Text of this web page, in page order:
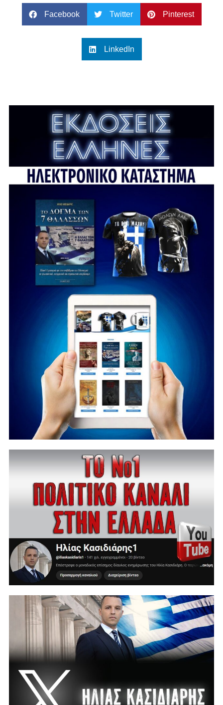
Facebook Twitter Pinterest
LinkedIn